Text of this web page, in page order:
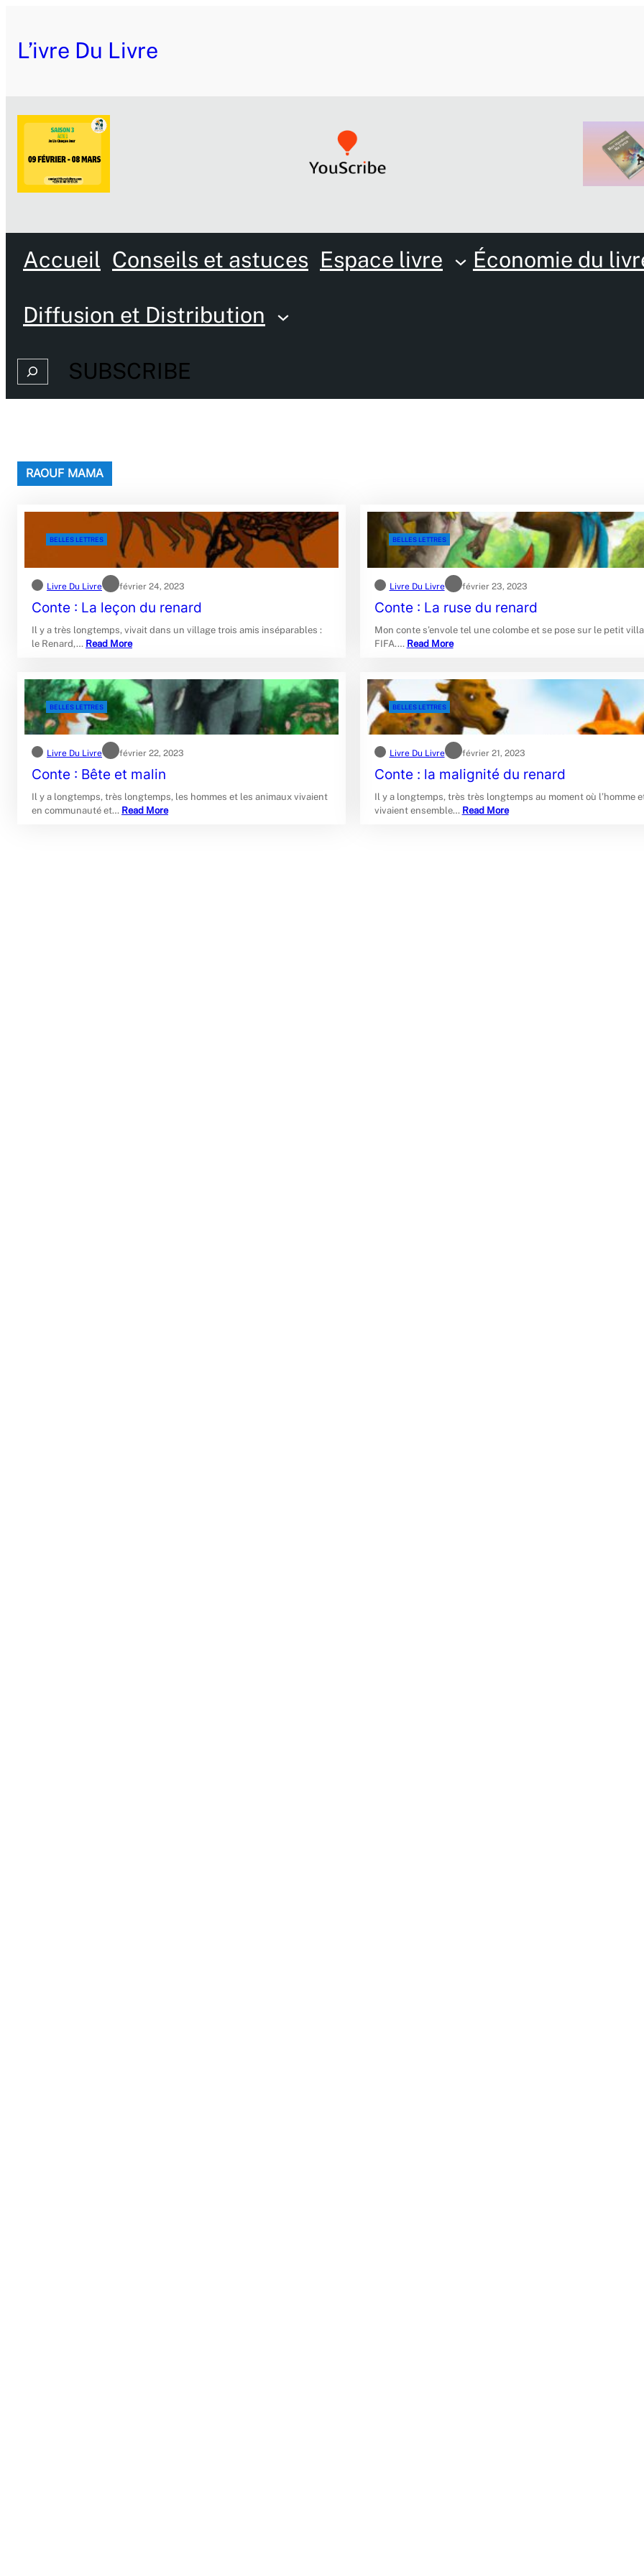
au
L’ivre Du Livre
Accueil Conseils et astuces Espace livre Économie du
Diffusion et Distribution
SearchSUBSCRIBE
RAOUF MAMA
BELLES LETTRES
Livre Du Livre février 24, 2023
Conte : La leçon du renard
Il y a très longtemps, vivait dans un village trois amis inséparables :
le Renard,… Read More
BELLES LETTRES
Livre Du Livre février 23, 2023
Conte : La ruse du renard
Mon conte s’envole tel une colombe et se pose sur le petit
FIFA.… Read More
BELLES LETTRES
Livre Du Livre février 22, 2023
Conte : Bête et malin
Il y a longtemps, très longtemps, les hommes et les animaux vivaient
en communauté et… Read More
BELLES LETTRES
Livre Du Livre février 21, 2023
Conte : la malignité du renard
Il y a longtemps, très très longtemps au moment où l’homme
vivaient ensemble… Read More